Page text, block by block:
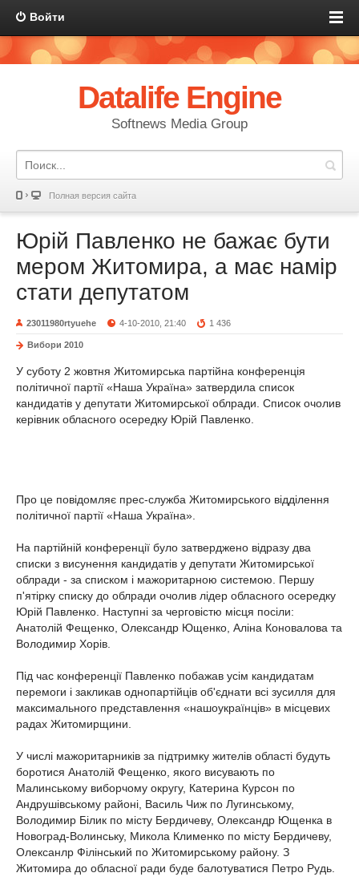
Войти
Datalife Engine
Softnews Media Group
Полная версия сайта
Юрій Павленко не бажає бути
мером Житомира, а має намір
стати депутатом
23011980rtyuehe 4-10-2010, 21:40 1 436
Вибори 2010
У суботу 2 жовтня Житомирська партійна конференція
політичної партії «Наша Україна» затвердила список
кандидатів у депутати Житомирської облради. Список очолив
керівник обласного осередку Юрій Павленко.
Про це повідомляє прес-служба Житомирського відділення
політичної партії «Наша Україна».
На партійній конференції було затверджено відразу два
списки з висунення кандидатів у депутати Житомирської
облради - за списком і мажоритарною системою. Першу
п'ятірку списку до облради очолив лідер обласного осередку
Юрій Павленко. Наступні за черговістю місця посіли:
Анатолій Фещенко, Олександр Ющенко, Аліна Коновалова та
Володимир Хорів.
Під час конференції Павленко побажав усім кандидатам
перемоги і закликав однопартійців об'єднати всі зусилля для
максимального представлення «нашоукраїнців» в місцевих
радах Житомирщини.
У числі мажоритарників за підтримку жителів області будуть
боротися Анатолій Фещенко, якого висувають по
Малинському виборчому округу, Катерина Курсон по
Андрушівському районі, Василь Чиж по Лугинському,
Володимир Білик по місту Бердичеву, Олександр Ющенка в
Новоград-Волинську, Микола Клименко по місту Бердичеву,
Олексанлр Філінський по Житомирському району. З
Житомира до обласної ради буде балотуватися Петро Рудь.